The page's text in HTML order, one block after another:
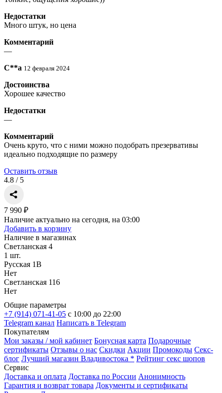
Недостатки
Много штук, но цена
Комментарий
—
С**а 12 февраля 2024
Достоинства
Хорошее качество
Недостатки
—
Комментарий
Очень круто, что с ними можно подобрать презервативы
идеально подходящие по размеру
Оставить отзыв
4.8 / 5
7 990 ₽
Наличие актуально на сегодня, на 03:00
Добавить в корзину
Наличие в магазинах
Светланская 4
1 шт.
Русская 1В
Нет
Светланская 116
Нет
Общие параметры
+7 (914) 071-41-05 c 10:00 до 22:00
Telegram канал Написать в Telegram
Покупателям
Мои заказы / мой кабинет Бонусная карта Подарочные
сертификаты Отзывы о нас Скидки Акции Промокоды Секс-
блог Лучший магазин Владивостока * Рейтинг секс шопов
Сервис
Доставка и оплата Доставка по России Анонимность
Гарантия и возврат товара Документы и сертификаты